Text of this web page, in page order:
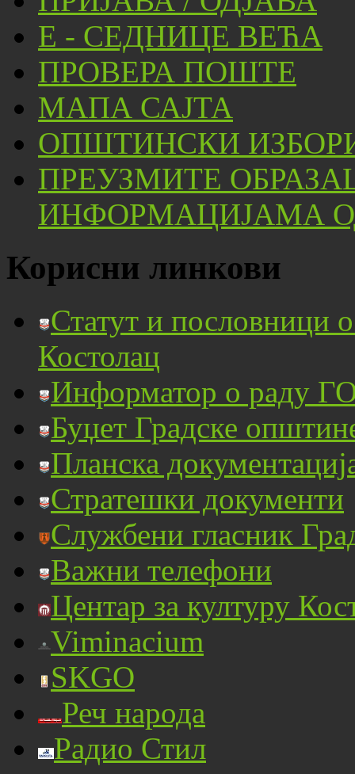
Е - СЕДНИЦЕ ВЕЋА
ПРОВЕРА ПОШТЕ
МАПА САЈТА
ОПШТИНСКИ
ПРЕУЗМИТЕ
ИНФОРМАЦИЈАМА
Корисни линкови
Статут и пословници
Костолац
Информатор о раду
Буџет Градске
Планска
Стратешки документи
Службени гласник
Важни телефони
Центар за културу
Viminacium
SKGO
Реч народа
Радио Стил